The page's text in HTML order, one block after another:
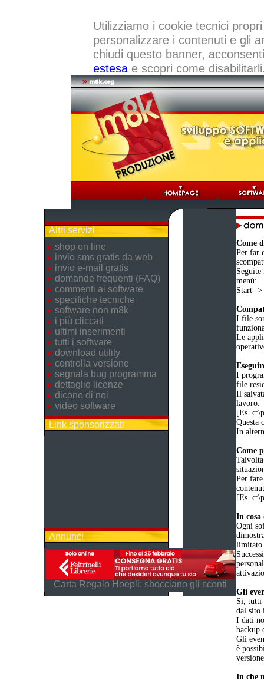
Utilizziamo i cookie tecnici
personalizzare i contenuti e gli
chiudi questo banner,
estesae scopri come
Altri servizi
shop on line
invio sms gratis da web
invio e-mail gratis
domande frequenti (FAQ)
commenti ai software
specifiche tecniche
software non m8k
i più cliccati
ultimi inserimenti
tutti i software
download utility
controlla versione
segnala bug programma
dettaglio licenze
dicono di noi
video software
Link sponsorizzati
Annunci
Carta Regalo Hoepli: sbocciano gli sconti
Come
Per far
menù:
Start -
I file
Le
I
file
Il
lavoro.
[Es.
Questa
In
Come
Talvolta
Per
[Es.
In cosa
Ogni
limitato
Gli
Si, tutti
dal sito
I dati
backup
Gli
è
In che